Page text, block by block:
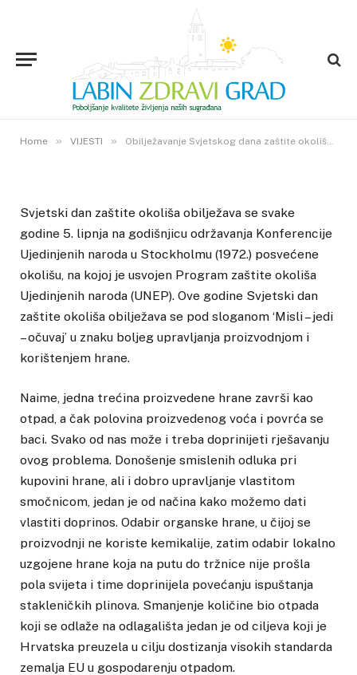
Home » VIJESTI » Obilježavanje Svjetskog dana zaštite okoliša pod sloganom ‘Misli – jedi – očuvaj’
Obilježavanje Svjetskog dana
zaštite okoliša pod sloganom
‘Misli – jedi – očuvaj’
5. LIPNJA 2013. VIEWS
Svjetski dan zaštite okoliša obilježava se svake
godine 5. lipnja na godišnjicu održavanja Konferencije
Ujedinjenih naroda u Stockholmu (1972.) posvećene
okolišu, na kojoj je usvojen Program zaštite okoliša
Ujedinjenih naroda (UNEP). Ove godine Svjetski dan
zaštite okoliša obilježava se pod sloganom ‘Misli – jedi
– očuvaj’ u znaku boljeg upravljanja proizvodnjom i
korištenjem hrane.
Naime, jedna trećina proizvedene hrane završi kao
otpad, a čak polovina proizvedenog voća i povrća se
baci. Svako od nas može i treba doprinijeti rješavanju
ovog problema. Donošenje smislenih odluka pri
kupovini hrane, ali i dobro upravljanje vlastitom
smočnicom, jedan je od načina kako možemo dati
vlastiti doprinos. Odabir organske hrane, u čijoj se
proizvodnji ne koriste kemikalije, zatim odabir lokalno
uzgojene hrane koja na putu do tržnice nije prošla
pola svijeta i time doprinijela povećanju ispuštanja
stakleničkih plinova. Smanjenje količine bio otpada
koji se odlaže na odlagališta jedan je od ciljeva koji je
Hrvatska preuzela u cilju dostizanja visokih standarda
zemalja EU u gospodarenju otpadom.